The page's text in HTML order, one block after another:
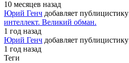
10 месяцев назад
Юрий Генч добавляет публицистику
интеллект. Великий обман.
1 год назад
Юрий Генч добавляет публицистику
1 год назад
Теги